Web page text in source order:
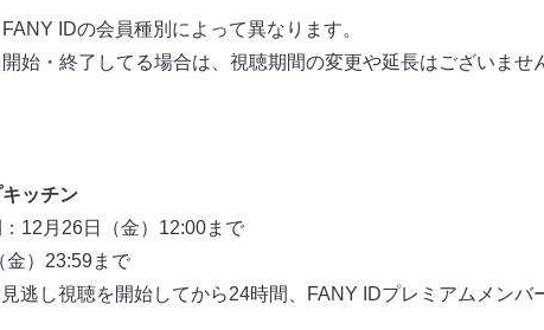
IDの会員種別によって異なります。
始・終了してる場合は、視聴期間の変更や延長はございませ
ッチン
12月26日（金）12:00まで
金）23:59まで
逃し視聴を開始してから24時間、FANY IDプレミアムメンバ